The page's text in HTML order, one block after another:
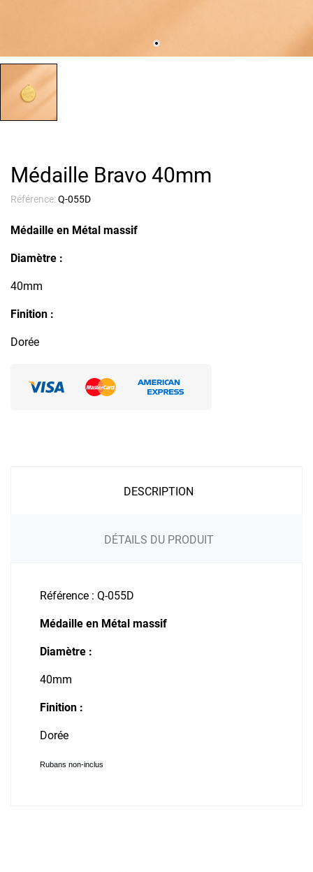
Médaille Bravo 40mm
Référence:Q-055D
Médaille en Métal massif
Diamètre :
40mm
Finition :
Dorée
DESCRIPTION
DÉTAILS DU PRODUIT
Référence : Q-055D
Médaille en Métal massif
Diamètre :
40mm
Finition :
Dorée
Rubans non-inclus